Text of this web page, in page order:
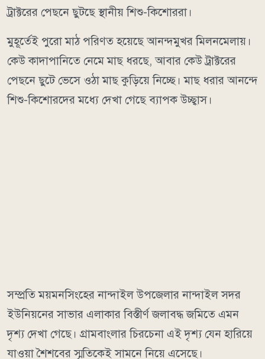
ট্রাক্টরের পেছনে ছুটছে স্থানীয় শিশু-কিশোররা।
মুহূর্তেই পুরো মাঠ পরিণত হয়েছে আনন্দমুখর মিলনমেলায়।
কেউ কাদাপানিতে নেমে মাছ ধরছে, আবার কেউ ট্রাক্টরের
পেছনে ছুটে ভেসে ওঠা মাছ কুড়িয়ে নিচ্ছে। মাছ ধরার আনন্দে
শিশু-কিশোরদের মধ্যে দেখা গেছে ব্যাপক উচ্ছ্বাস।
সম্প্রতি ময়মনসিংহের নান্দাইল উপজেলার নান্দাইল সদর
ইউনিয়নের সাভার এলাকার বিস্তীর্ণ জলাবদ্ধ জমিতে এমন
দৃশ্য দেখা গেছে। গ্রামবাংলার চিরচেনা এই দৃশ্য যেন হারিয়ে
যাওয়া শৈশবের স্মৃতিকেই সামনে নিয়ে এসেছে।